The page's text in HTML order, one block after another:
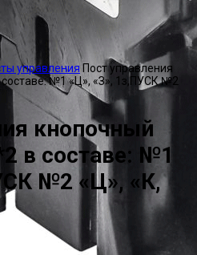
управленияПост управления
№1 «Ц», «З», 1з,ПУСК №2
кнопочный
в составе: №1
№2 «Ц», «К,
Есть на складе